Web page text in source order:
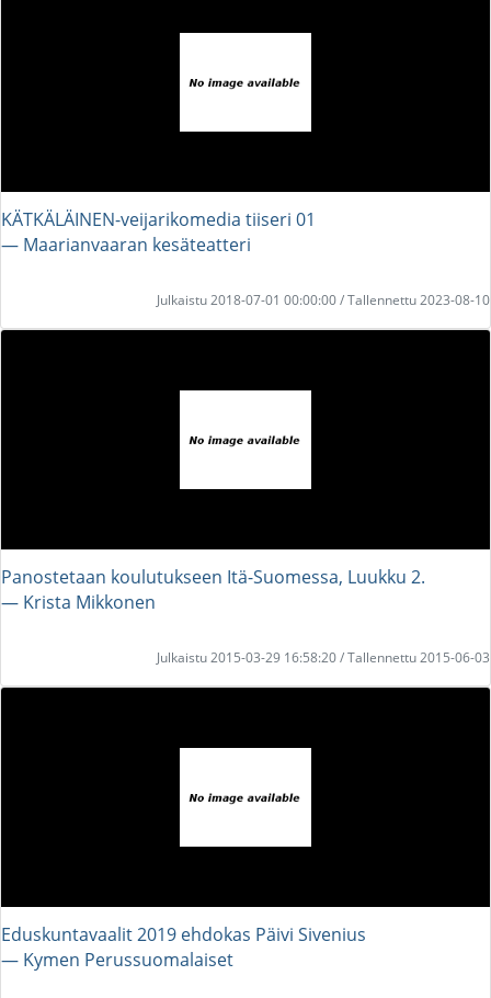
KÄTKÄLÄINEN-veijarikomedia tiiseri 01
― Maarianvaaran kesäteatteri
Julkaistu 2018-07-01 00:00:00 / Tallennettu 2023-08-10
Panostetaan koulutukseen Itä-Suomessa, Luukku 2.
― Krista Mikkonen
Julkaistu 2015-03-29 16:58:20 / Tallennettu 2015-06-03
Eduskuntavaalit 2019 ehdokas Päivi Sivenius
― Kymen Perussuomalaiset